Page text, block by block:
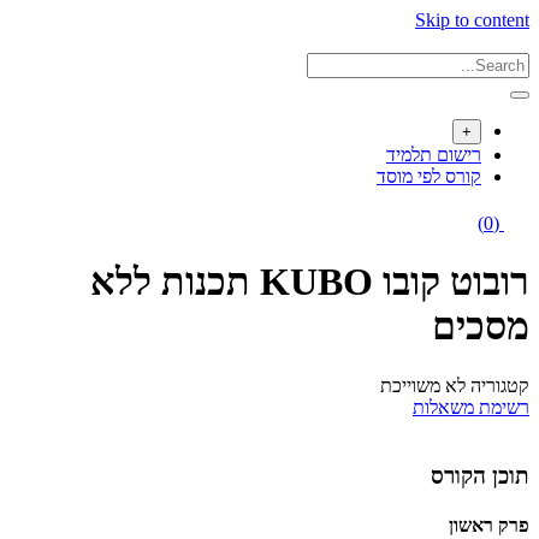
Skip to content
+
רישום תלמיד
קורס לפי מוסד
(0)
רובוט קובו KUBO תכנות ללא
מסכים
קטגוריה לא משוייכת
רשימת משאלות
תוכן הקורס
פרק ראשון